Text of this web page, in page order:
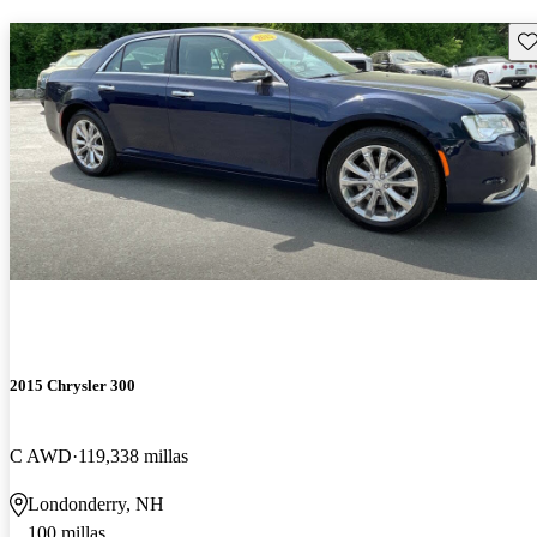
2015 Chrysler 300
C AWD 119,338 millas
Londonderry, NH